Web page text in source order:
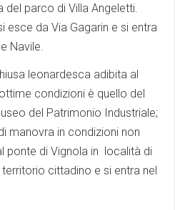
parco di Villa Angeletti.
esce da Via Gagarin e si entra
Navile.
leonardesca adibita al
condizioni è quello del
del Patrimonio Industriale;
manovra in condizioni non
ponte di Vignola in località di
cittadino e si entra nel